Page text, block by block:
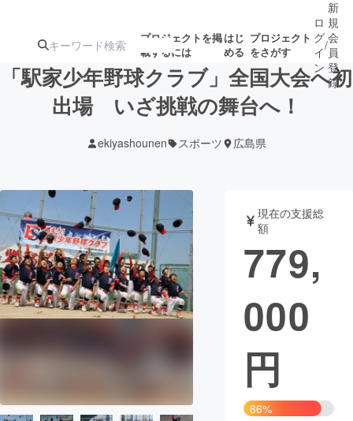
プロジェクトを掲
載するには
はじ
める
プロジェクト
をさがす
ターン
ジェクト
募集終了が近いプ
ロジェクト
アート・写真 音楽
テクノロジー・ガジェット ゲーム・サ
映像・映画
ロ
グ
イ
ン
/
新
規
会
員
登
録
「駅家少年野球クラブ」全国大会へ初
出場 いざ挑戦の舞台へ！
ekiyashounen スポーツ 広島県
現在の支援総
額
779,
000
円
86%